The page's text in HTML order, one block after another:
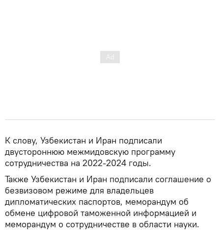
К слову, Узбекистан и Иран подписали
двустороннюю межмидовскую программу
сотрудничества на 2022-2024 годы.
Также Узбекистан и Иран подписали соглашение о
безвизовом режиме для владельцев
дипломатических паспортов, меморандум об
обмене цифровой таможенной информацией и
меморандум о сотрудничестве в области науки.